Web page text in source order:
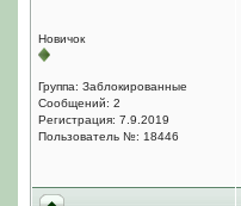
Новичок
Группа: Заблокированные
Сообщений: 2
Регистрация: 7.9.2019
Пользователь №: 18446